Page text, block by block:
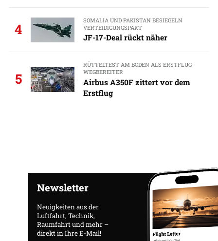
4
SOMALIA UND PAKISTAN BESIEGELN
VERTEIDIGUNGSPAKT
JF-17-Deal rückt näher
5
RÜTTELTEST AM BODEN ALS ERSTFLUG-
WEGBEREITER
Airbus A350F zittert vor dem
Erstflug
Newsletter
Neuigkeiten aus der
Luftfahrt, Technik,
Raumfahrt und mehr –
direkt in Ihre E-Mail!